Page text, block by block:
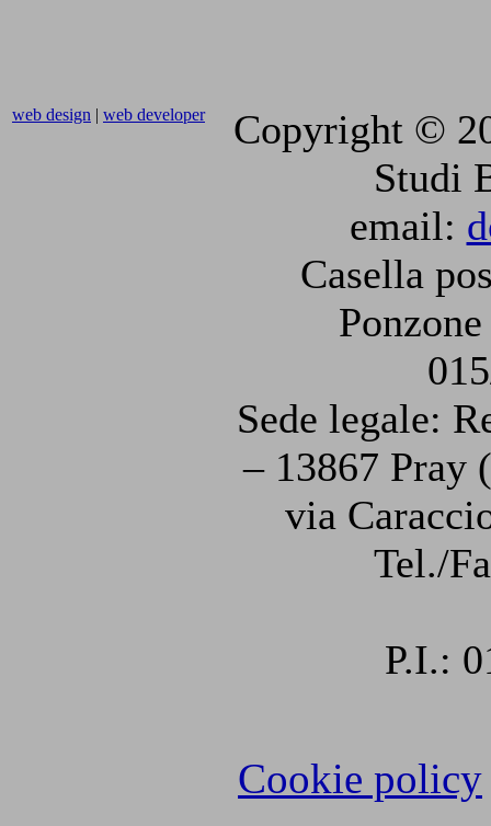
web design | web developer
Copyright ©
Studi
email:
Casella
Sede legale:
– 13867 Pray
via
Tel./
P.I.:
Cookie policy